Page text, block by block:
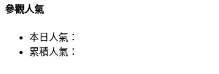
參觀人氣
本日人氣：
累積人氣：